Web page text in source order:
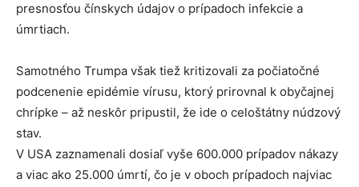
presnosťou čínskych údajov o prípadoch infekcie a
úmrtiach.
Samotného Trumpa však tiež kritizovali za počiatočné
podcenenie epidémie vírusu, ktorý prirovnal k obyčajnej
chrípke – až neskôr pripustil, že ide o celoštátny núdzový
stav.
V USA zaznamenali dosiaľ vyše 600.000 prípadov nákazy
a viac ako 25.000 úmrtí, čo je v oboch prípadoch najviac